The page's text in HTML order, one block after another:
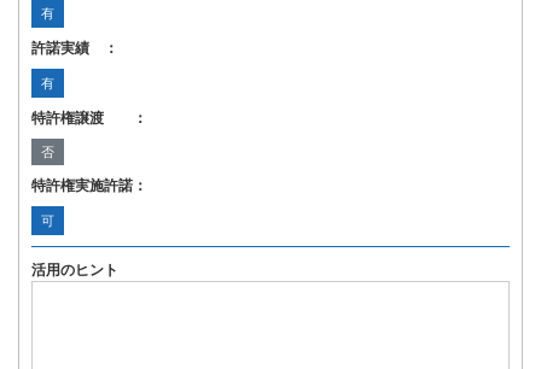
有
許諾実績 ：
有
特許権譲渡 ：
否
特許権実施許諾：
可
活用のヒント